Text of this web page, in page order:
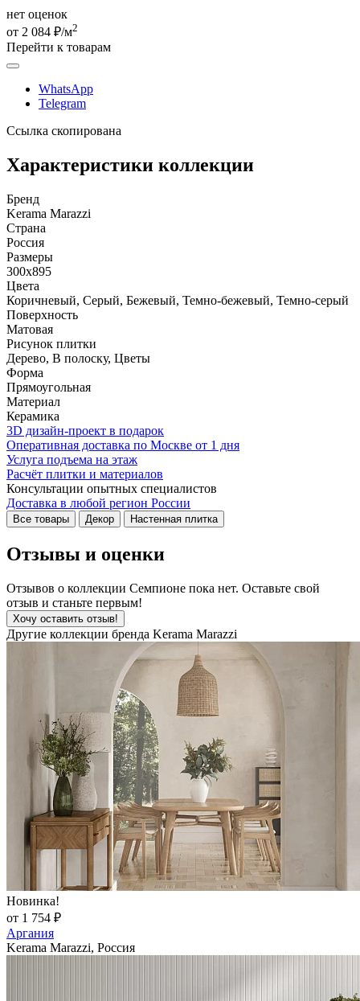
нет оценок
от 2 084 ₽/м2
Перейти к товарам
WhatsApp
Telegram
Ссылка скопирована
Характеристики коллекции
Бренд
Kerama Marazzi
Страна
Россия
Размеры
300x895
Цвета
Коричневый, Серый, Бежевый, Темно-бежевый, Темно-серый
Поверхность
Матовая
Рисунок плитки
Дерево, В полоску, Цветы
Форма
Прямоугольная
Материал
Керамика
3D дизайн-проект в подарок
Оперативная доставка по Москве от 1 дня
Услуга подъема на этаж
Расчёт плитки и материалов
Консультации опытных специалистов
Доставка в любой регион России
Все товары Декор Настенная плитка
Отзывы и оценки
Отзывов о коллекции Семпионе пока нет. Оставьте свой
отзыв и станьте первым!
Хочу оставить отзыв!
Другие коллекции бренда Kerama Marazzi
Новинка!
от 1 754 ₽
Аргания
Kerama Marazzi, Россия